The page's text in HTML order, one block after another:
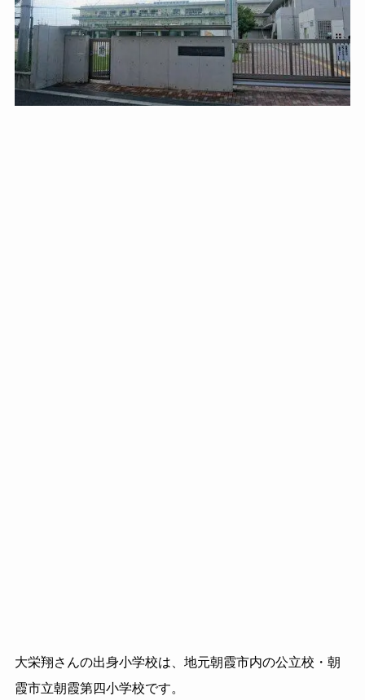
大栄翔さんの出身小学校は、地元朝霞市内の公立校・朝
霞市立朝霞第四小学校です。